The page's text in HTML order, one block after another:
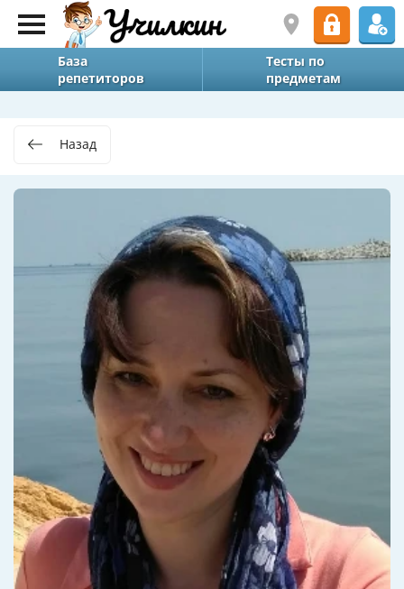
База
репетиторов
Тесты по
предметам
Назад